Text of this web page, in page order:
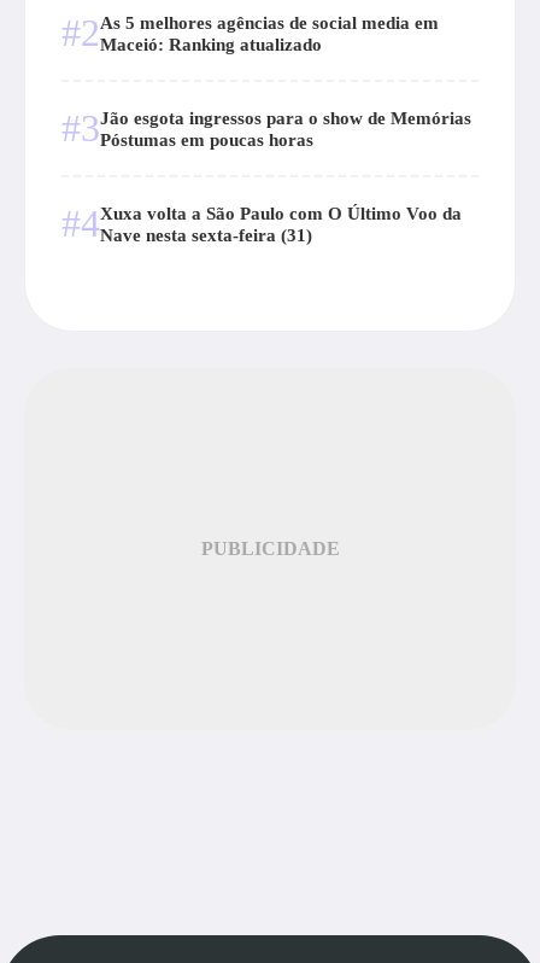
#2As 5 melhores agências de social media em
Maceió: Ranking atualizado
#3Jão esgota ingressos para o show de Memórias
Póstumas em poucas horas
#4Xuxa volta a São Paulo com O Último Voo da
Nave nesta sexta-feira (31)
PUBLICIDADE